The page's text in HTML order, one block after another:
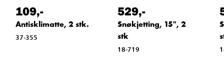
109,-
Antisklimatte, 2 stk.
37-355
529,-
Snøkjetting, 15", 2
stk
18-719